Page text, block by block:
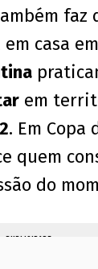
faz
casa em
em
. Em Copa
quem
do
PUBLICIDADE